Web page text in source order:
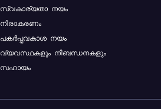
സ്വകാര്യതാ നയം
നിരാകരണം
പകർപ്പവകാശ നയം
വ്യവസ്ഥകളും നിബന്ധനകളും
സഹായം